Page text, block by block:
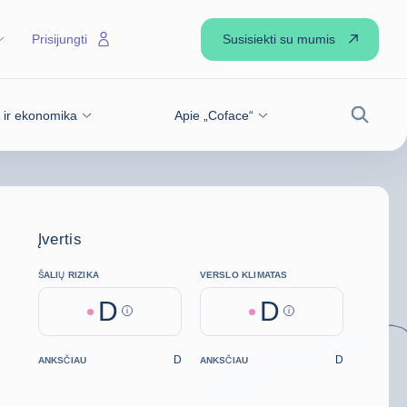
ir ekonomika Apie „Coface“
Paieška
Prisijungti Susisiekti su mumis
Įvertis
ŠALIŲ RIZIKA
D Help
VERSLO KLIMATAS
D Help
ANKSČIAU D ANKSČIAU D